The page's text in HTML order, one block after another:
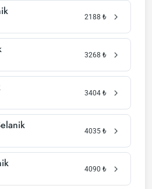
2188 ₺
3268 ₺
3404 ₺
4035 ₺
4090 ₺